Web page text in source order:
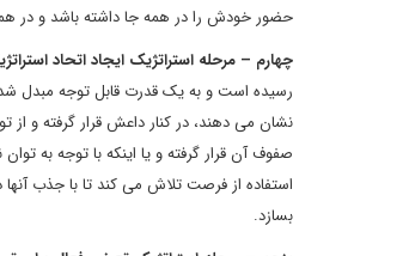
حضور خودش را در همه جا داشته باشد و در
چهارم – مرحله استراتژیک ایجاد اتحاد
رسیده است و به یک قدرت قابل توجه مبدل
نشان می دهند، در کنار داعش قرار گرفته و
صفوف آن قرار گرفته و یا اینکه با توجه به
استفاده از فرصت تلاش می کند تا با جذب
بسازد.